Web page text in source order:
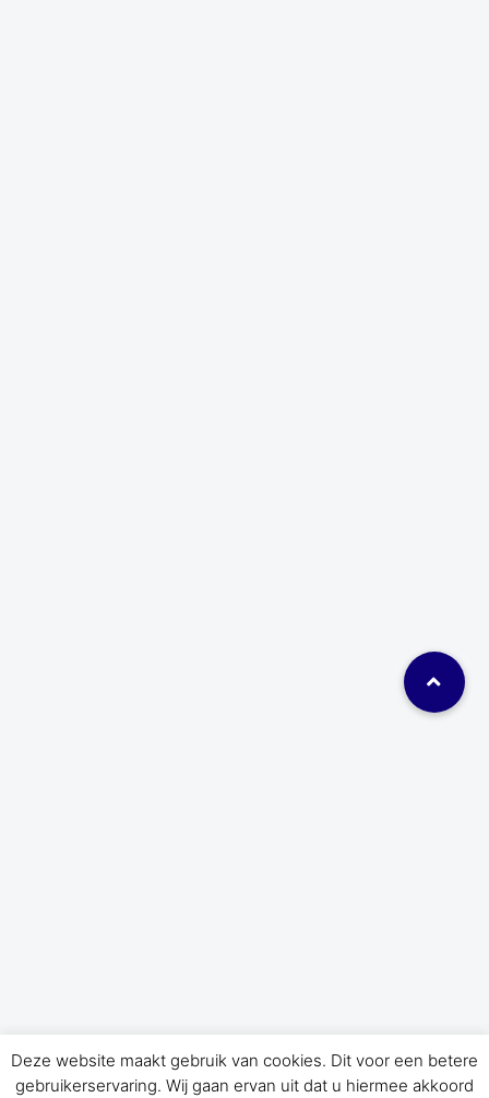
Deze website maakt gebruik van cookies. Dit voor een betere
gebruikerservaring. Wij gaan ervan uit dat u hiermee akkoord